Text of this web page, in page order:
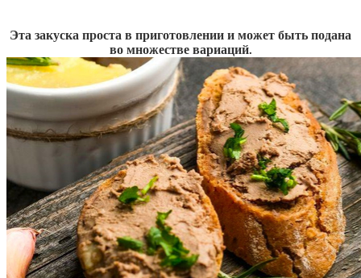
Эта закуска проста в приготовлении и может быть подана
во множестве вариаций.